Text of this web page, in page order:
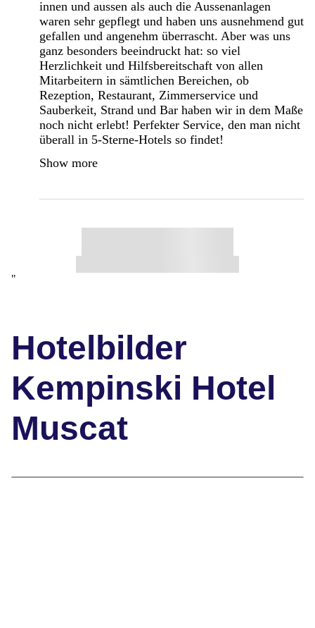
innen und aussen als auch die Aussenanlagen
waren sehr gepflegt und haben uns ausnehmend gut
gefallen und angenehm überrascht. Aber was uns
ganz besonders beeindruckt hat: so viel
Herzlichkeit und Hilfsbereitschaft von allen
Mitarbeitern in sämtlichen Bereichen, ob
Rezeption, Restaurant, Zimmerservice und
Sauberkeit, Strand und Bar haben wir in dem Maße
noch nicht erlebt! Perfekter Service, den man nicht
überall in 5-Sterne-Hotels so findet!
Show more
"
Hotelbilder
Kempinski Hotel
Muscat